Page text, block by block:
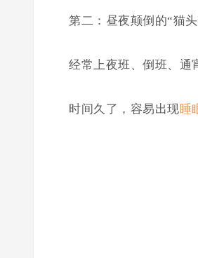
第二：昼夜颠倒的“猫
经常上夜班、倒班、通
时间久了，容易出现睡